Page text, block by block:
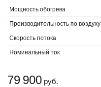
Мощность обогрева
Производительность по воздуху
Скорость потока
Номинальный ток
79 900 руб.